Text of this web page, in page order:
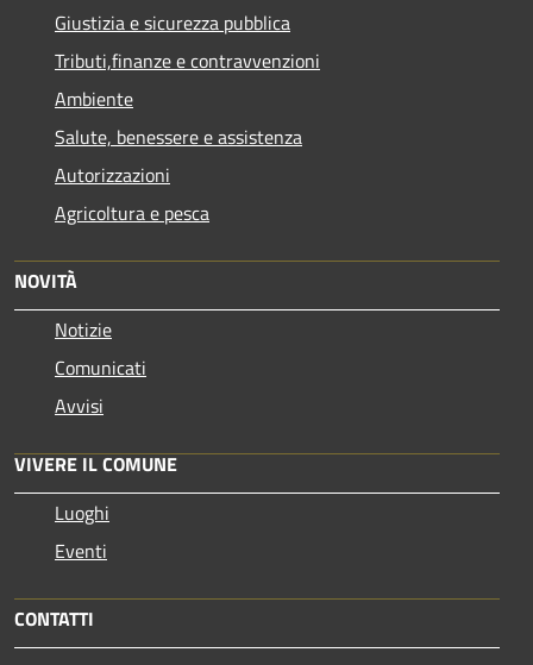
Giustizia e sicurezza pubblica
Tributi,finanze e contravvenzioni
Ambiente
Salute, benessere e assistenza
Autorizzazioni
Agricoltura e pesca
NOVITÀ
Notizie
Comunicati
Avvisi
VIVERE IL COMUNE
Luoghi
Eventi
CONTATTI